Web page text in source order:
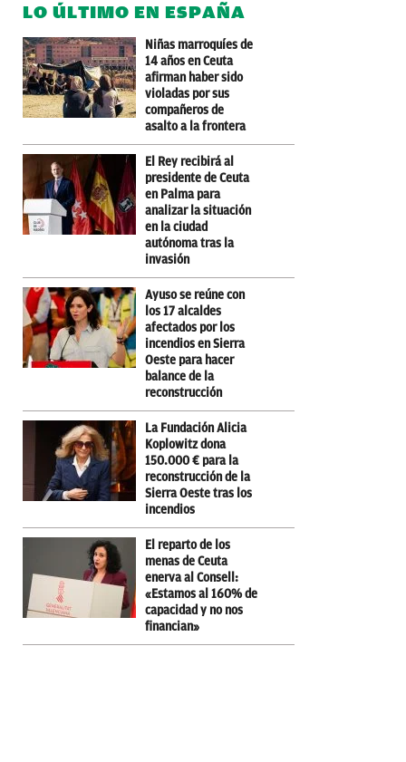
LO ÚLTIMO EN ESPAÑA
Niñas marroquíes de
14 años en Ceuta
afirman haber sido
violadas por sus
compañeros de
asalto a la frontera
El Rey recibirá al
presidente de Ceuta
en Palma para
analizar la situación
en la ciudad
autónoma tras la
invasión
Ayuso se reúne con
los 17 alcaldes
afectados por los
incendios en Sierra
Oeste para hacer
balance de la
reconstrucción
La Fundación Alicia
Koplowitz dona
150.000 € para la
reconstrucción de la
Sierra Oeste tras los
incendios
El reparto de los
menas de Ceuta
enerva al Consell:
«Estamos al 160% de
capacidad y no nos
financian»